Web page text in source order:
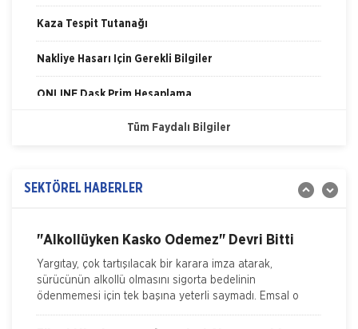
Kaza Tespit Tutanağı
Nakliye Hasarı İçin Gerekli Bilgiler
ONLİNE Dask Prim Hesaplama
Trafik Hasarı için Gerekli Bilgiler
Kasko Hasar Dosyasında İstenilen Bilgiler
Kaza Tespit Tutanağı
Nakliye Hasarı İçin Gerekli Bilgiler
Tüm Faydalı Bilgiler
SEKTÖREL HABERLER
Hale Geldi
İskenderun Sigorta Acenteleri Derneği (İSADER) Başkanı
Yasin Keleş, zorunlu trafik sigortası poliçelerinin sorunlu
Demirtaş, düzenledikleri 'Sigorta Sektörü Geleceğini
"Alkollüyken Kasko Ödemez" Devri Bitti
Yargıtay, çok tartışılacak bir karara imza atarak,
sürücünün alkollü olmasını sigorta bedelinin
ödenmemesi için tek başına yeterli saymadı. Emsal o